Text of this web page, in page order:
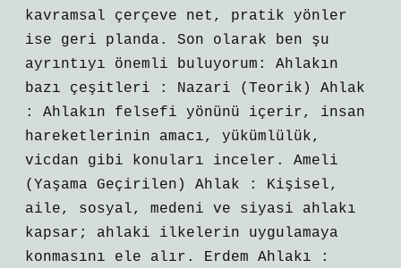
kavramsal çerçeve net, pratik yönler
ise geri planda. Son olarak ben şu
ayrıntıyı önemli buluyorum: Ahlakın
bazı çeşitleri : Nazari (Teorik) Ahlak
: Ahlakın felsefi yönünü içerir, insan
hareketlerinin amacı, yükümlülük,
vicdan gibi konuları inceler. Ameli
(Yaşama Geçirilen) Ahlak : Kişisel,
aile, sosyal, medeni ve siyasi ahlakı
kapsar; ahlaki ilkelerin uygulamaya
konmasını ele alır. Erdem Ahlakı :